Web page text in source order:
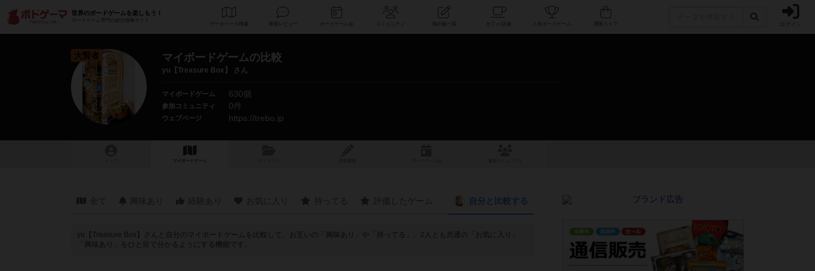
世界のボードゲームを楽しもう！
ボードゲーム専門の総合情報サイト
データベース コミュニティ 人気ボードゲーム ログイン
大賢者 マイボードゲームの比較
yu【Treasure Box】 さん
マイボードゲーム 630個
参加コミュニティ 0件
ウェブページ https://trebo.jp
マイボードゲーム
自分と 比較する
yu【Treasure Box】さんと自分のマイボードゲームを比較して、お互いの「興味あり」や「持ってる」、2人とも共通の「お気に入り」
「興味あり」をひと目で分かるようにする機能です。